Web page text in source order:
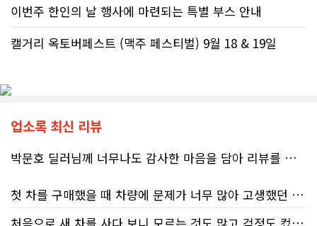
이번주 한인의 날 행사에 마련되는 특별 부스 안내
캘거리 옥토버페스트 (맥주 페스티벌) 9월 18 & 19일
업소록 최신 리뷰
박문호 딜러님께 너무나도 감사한 마음을 담아 리뷰를 남깁니다.
첫 차를 구매했을 때 차량에 문제가 너무 많아 고생했던 경험이 있어서, 이번에는 정말 신중하게 고민하고 꼼꼼하게 알아본 후 차를 구매하고 싶었습니다. 그러던 중 사우스포인트의 박문호 딜러님을 만나면서 그동안의 고민이 모두 해결되었습니다.